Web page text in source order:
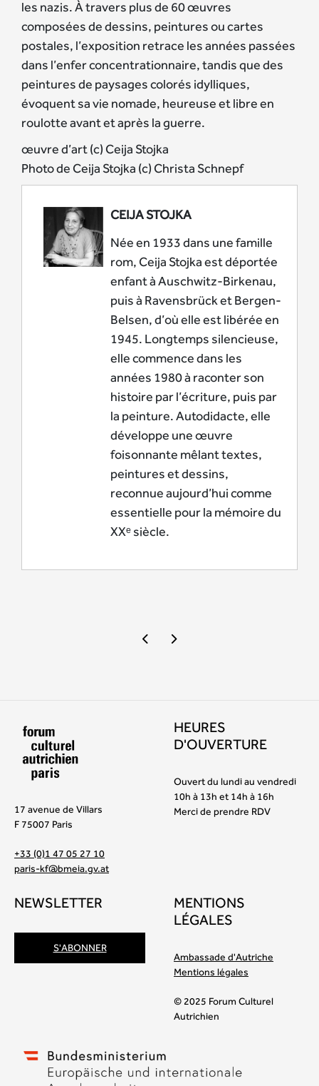
les nazis. À travers plus de 60 œuvres
composées de dessins, peintures ou cartes
postales, l’exposition retrace les années passées
dans l’enfer concentrationnaire, tandis que des
peintures de paysages colorés idylliques,
évoquent sa vie nomade, heureuse et libre en
roulotte avant et après la guerre.
œuvre d’art (c) Ceija Stojka
Photo de Ceija Stojka (c) Christa Schnepf
CEIJA STOJKA
Née en 1933 dans une famille
rom, Ceija Stojka est déportée
enfant à Auschwitz-Birkenau,
puis à Ravensbrück et Bergen-
Belsen, d’où elle est libérée en
1945. Longtemps silencieuse,
elle commence dans les
années 1980 à raconter son
histoire par l’écriture, puis par
la peinture. Autodidacte, elle
développe une œuvre
foisonnante mêlant textes,
peintures et dessins,
reconnue aujourd’hui comme
essentielle pour la mémoire du
XXᵉ siècle.
17 avenue de Villars
F 75007 Paris
+33 (0)1 47 05 27 10
paris-kf@bmeia.gv.at
HEURES
D'OUVERTURE
Ouvert du lundi au vendredi
10h à 13h et 14h à 16h
Merci de prendre RDV
NEWSLETTER
S'ABONNER
MENTIONS
LÉGALES
Ambassade d'Autriche
Mentions légales
© 2025 Forum Culturel
Autrichien